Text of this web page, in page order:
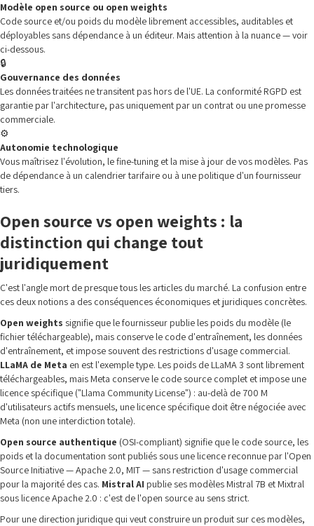
Modèle open source ou open weights
Code source et/ou poids du modèle librement accessibles, auditables et
déployables sans dépendance à un éditeur. Mais attention à la nuance — voir
ci-dessous.
🔒
Gouvernance des données
Les données traitées ne transitent pas hors de l'UE. La conformité RGPD est
garantie par l'architecture, pas uniquement par un contrat ou une promesse
commerciale.
⚙️
Autonomie technologique
Vous maîtrisez l'évolution, le fine-tuning et la mise à jour de vos modèles. Pas
de dépendance à un calendrier tarifaire ou à une politique d'un fournisseur
tiers.
Open source vs open weights : la
distinction qui change tout
juridiquement
C'est l'angle mort de presque tous les articles du marché. La confusion entre
ces deux notions a des conséquences économiques et juridiques concrètes.
Open weights signifie que le fournisseur publie les poids du modèle (le
fichier téléchargeable), mais conserve le code d'entraînement, les données
d'entraînement, et impose souvent des restrictions d'usage commercial.
LLaMA de Meta en est l'exemple type. Les poids de LLaMA 3 sont librement
téléchargeables, mais Meta conserve le code source complet et impose une
licence spécifique ("Llama Community License") : au-delà de 700 M
d'utilisateurs actifs mensuels, une licence spécifique doit être négociée avec
Meta (non une interdiction totale).
Open source authentique (OSI-compliant) signifie que le code source, les
poids et la documentation sont publiés sous une licence reconnue par l'Open
Source Initiative — Apache 2.0, MIT — sans restriction d'usage commercial
pour la majorité des cas. Mistral AI publie ses modèles Mistral 7B et Mixtral
sous licence Apache 2.0 : c'est de l'open source au sens strict.
Pour une direction juridique qui veut construire un produit sur ces modèles,